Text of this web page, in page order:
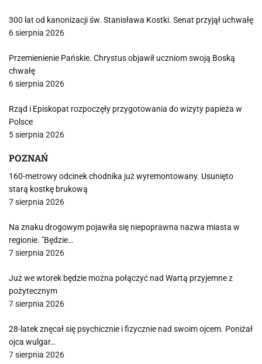
300 lat od kanonizacji św. Stanisława Kostki. Senat przyjął uchwałę
6 sierpnia 2026
Przemienienie Pańskie. Chrystus objawił uczniom swoją Boską
chwałę
6 sierpnia 2026
Rząd i Episkopat rozpoczęły przygotowania do wizyty papieża w
Polsce
5 sierpnia 2026
POZNAŃ
160-metrowy odcinek chodnika już wyremontowany. Usunięto
starą kostkę brukową
7 sierpnia 2026
Na znaku drogowym pojawiła się niepoprawna nazwa miasta w
regionie. "Będzie…
7 sierpnia 2026
Już we wtorek będzie można połączyć nad Wartą przyjemne z
pożytecznym
7 sierpnia 2026
28-latek znęcał się psychicznie i fizycznie nad swoim ojcem. Poniżał
ojca wulgar…
7 sierpnia 2026